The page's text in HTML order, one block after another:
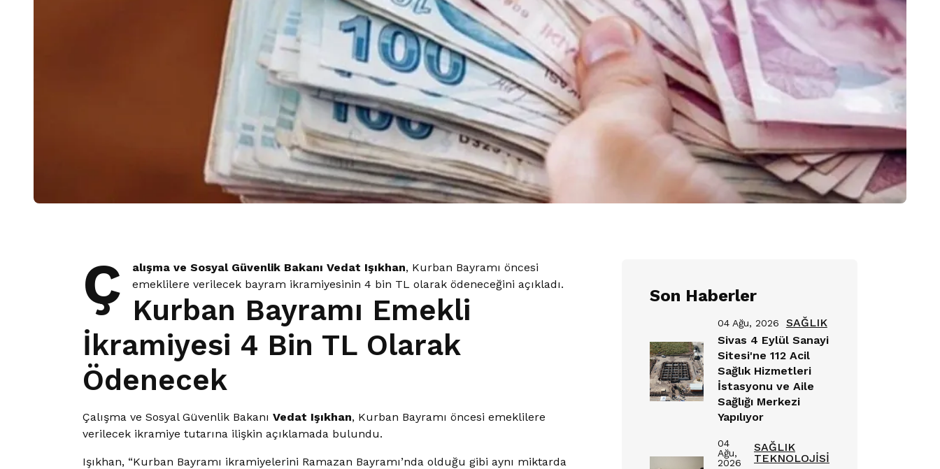
Ç alışma ve Sosyal Güvenlik Bakanı Vedat Işıkhan, Kurban Bayramı öncesi
emeklilere verilecek bayram ikramiyesinin 4 bin TL olarak ödeneceğini açıkladı.
Kurban Bayramı Emekli
İkramiyesi 4 Bin TL Olarak
Ödenecek
Çalışma ve Sosyal Güvenlik Bakanı Vedat Işıkhan, Kurban Bayramı öncesi emeklilere
verilecek ikramiye tutarına ilişkin açıklamada bulundu.
Işıkhan, “Kurban Bayramı ikramiyelerini Ramazan Bayramı’nda olduğu gibi aynı miktarda
Son Haberler
04 Ağu, 2026
SAĞLIK
Sivas 4 Eylül Sanayi
Sitesi'ne 112 Acil
Sağlık Hizmetleri
İstasyonu ve Aile
Sağlığı Merkezi
Yapılıyor
04
Ağu,
2026
SAĞLIK
TEKNOLOJİSİ